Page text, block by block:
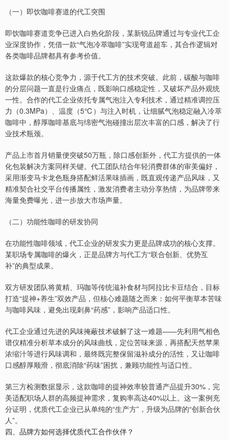
（一）即饮咖啡赛道的代工突围
即饮咖啡赛道竞争已进入白热化阶段，某新锐品牌通过与专业代工企
业深度协作，凭借一款“气泡冷萃咖啡”实现弯道超车，其合作逻辑对
各类咖啡品牌都具有参考价值。
这款爆款的核心竞争力，源于代工方的技术突破。此前，碳酸与咖啡
的分层问题一直是行业痛点，既影响口感稳定性，又破坏产品外观统
一性。合作的代工企业依托专属气泡注入专利技术，通过精准调控压
力（0.3MPa）、温度（5℃）与注入时机，让细腻气泡稳定融入冷萃
咖啡中，醇厚咖啡基底与绵密气泡碰撞出层次丰富的口感，解决了行
业技术瓶颈。
产品上市首月销量便突破50万瓶，除口感创新外，代工方提供的一体
化包装解决方案同样关键。代工团队结合年轻消费群体的审美偏好，
采用渐变马卡龙色瓶身搭配鲜活果味插画，既直观传递产品风味，又
精准契合社交平台传播属性，激发消费者主动分享热情，为品牌带来
海量免费曝光，进一步放大市场声量。
（二）功能性咖啡的研发协同
在功能性咖啡领域，代工企业的研发实力更是品牌成功的核心支撑。
某职场专属咖啡的爆火，正是品牌方与代工方“联合创新、优势互
补”的典型成果。
双方研发团队将黄精、玛咖等传统滋补食材与阿拉比卡豆结合，目标
打造“提神+养生”双效产品，但核心难题随之而来：如何平衡草本苦味
与咖啡风味，避免出现刺鼻“药感”，影响产品适口性。
代工企业通过先进的风味掩蔽技术破解了这一难题——先利用气相色
谱仪精准分析草本成分的风味曲线，定位苦味来源，再搭配天然苹果
浓缩汁等进行风味调和，最终既完整保留滋补成分的活性，又让咖啡
口感醇厚顺滑，彻底消除“药味”困扰，兼顾功能性与适口性。
第三方检测数据显示，这款咖啡的提神效率较普通产品提升30%，完
美适配职场人群的高频提神需求，复购率高达40%以上。这一案例充
分证明，优质代工企业已从单纯的“生产方”，升级为品牌的“创新合伙
人”。
四、品牌方如何选择优质代工合作伙伴？